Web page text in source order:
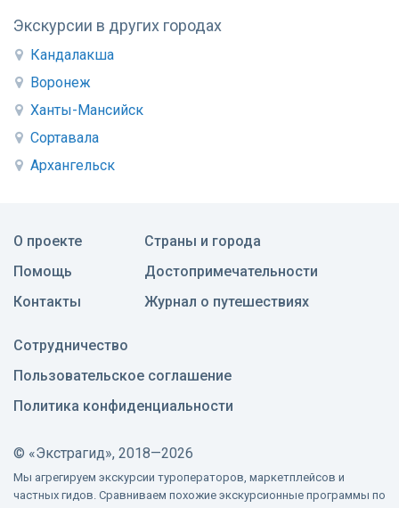
Экскурсии в других городах
Кандалакша
Воронеж
Ханты-Мансийск
Сортавала
Архангельск
О проекте
Помощь
Контакты
Страны и города
Достопримечательности
Журнал о путешествиях
Сотрудничество
Пользовательское соглашение
Политика конфиденциальности
© «Экстрагид», 2018—2026
Мы агрегируем экскурсии туроператоров, маркетплейсов и
частных гидов. Сравниваем похожие экскурсионные программы по